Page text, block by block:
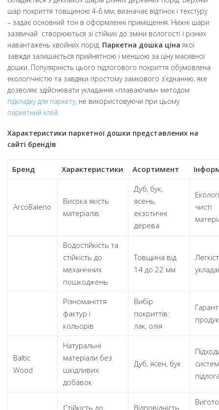
шар покриття товщиною 4-6 мм, визначає відтінок і текстуру
– задає основний тон в оформленні приміщення. Нижні шари
зазвичай створюються зі стійких до зміни вологості і різних
навантажень хвойних порід. Паркетна дошка ціна якої
завжди залишається прийнятною і меншою за ціну масивної
дошки. Популярність цього підлогового покриття обумовлена
​​екологічністю та завдяки простому замкового з’єднанню, яке
дозволяє здійснювати укладання «плаваючим» методом
підкладку для паркету, не використовуючи при цьому
паркетний клей.
Характеристики паркетної дошки представлених на
сайті брендів
Бренд Характеристики Асортимент
ArcoBaleno
Висока якість
матеріалів
Дуб, бук,
ясень,
екзотичні
дерева
чисті
Водостійкість та
стійкість до
механічних
пошкоджень
Товщина від
14 до 22 мм
Різноманіття
фактур і
кольорів
Вибір
покриттів:
лак, олія
Baltic
Wood
Натуральні
матеріали без
шкідливих
добавок
Дуб, ясен, бук
Стійкість до Відповідність